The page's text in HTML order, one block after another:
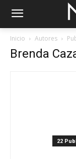
Inicio Autores
Brenda
22